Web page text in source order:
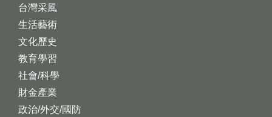
台灣采風
生活藝術
文化歷史
教育學習
社會/科學
財金產業
政治/外交/國防